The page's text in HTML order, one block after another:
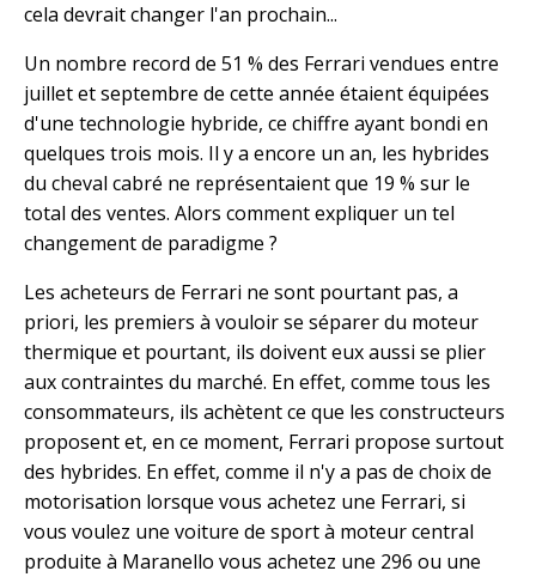
cela devrait changer l'an prochain...
Un nombre record de 51 % des Ferrari vendues entre
juillet et septembre de cette année étaient équipées
d'une technologie hybride, ce chiffre ayant bondi en
quelques trois mois. Il y a encore un an, les hybrides
du cheval cabré ne représentaient que 19 % sur le
total des ventes. Alors comment expliquer un tel
changement de paradigme ?
Les acheteurs de Ferrari ne sont pourtant pas, a
priori, les premiers à vouloir se séparer du moteur
thermique et pourtant, ils doivent eux aussi se plier
aux contraintes du marché. En effet, comme tous les
consommateurs, ils achètent ce que les constructeurs
proposent et, en ce moment, Ferrari propose surtout
des hybrides. En effet, comme il n'y a pas de choix de
motorisation lorsque vous achetez une Ferrari, si
vous voulez une voiture de sport à moteur central
produite à Maranello vous achetez une 296 ou une